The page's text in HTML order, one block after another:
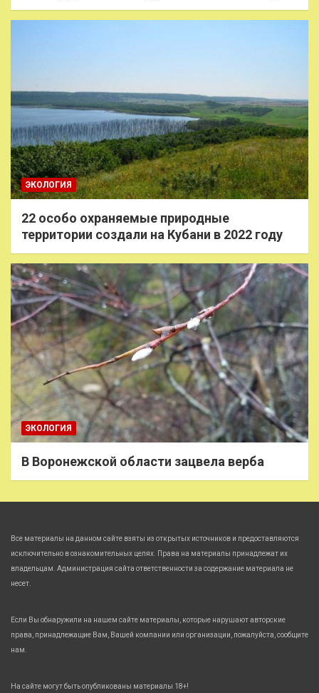
ЭКОЛОГИЯ
22 особо охраняемые природные
территории создали на Кубани в 2022 году
ЭКОЛОГИЯ
В Воронежской области зацвела верба
Все материалы на данном сайте взяты из открытых источников и предоставляются
исключительно в ознакомительных целях. Права на материалы принадлежат их
владельцам. Администрация сайта ответственности за содержание материала не
несет.
Если Вы обнаружили на нашем сайте материалы, которые нарушают авторские
права, принадлежащие Вам, Вашей компании или организации, пожалуйста, сообщите
нам.
На сайте могут быть опубликованы материалы 18+!